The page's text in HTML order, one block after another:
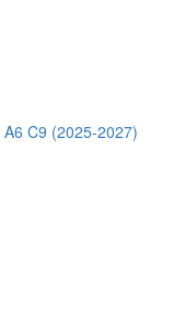
A6 C9 (2025-2027)